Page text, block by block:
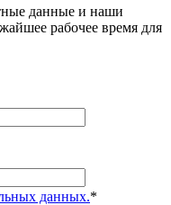
данные и наши
рабочее время для
данных.*